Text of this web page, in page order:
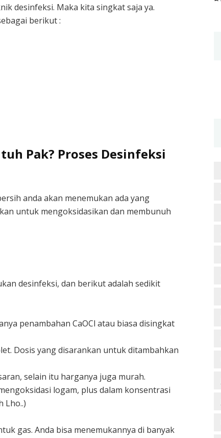
desinfeksi. Maka kita singkat saja ya.
berikut :
Pak? Proses Desinfeksi
anda akan menemukan ada yang
untuk mengoksidasikan dan membunuh
desinfeksi, dan berikut adalah sedikit
penambahan CaOCl atau biasa disingkat
Dosis yang disarankan untuk ditambahkan
selain itu harganya juga murah.
logam, plus dalam konsentrasi
Lho..)
gas. Anda bisa menemukannya di banyak